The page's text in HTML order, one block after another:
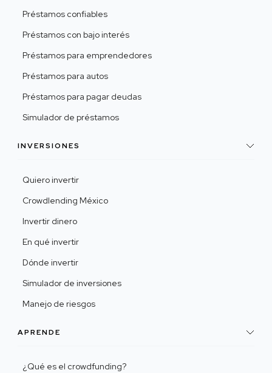
Préstamos confiables
Préstamos con bajo interés
Préstamos para emprendedores
Préstamos para autos
Préstamos para pagar deudas
Simulador de préstamos
INVERSIONES
Quiero invertir
Crowdlending México
Invertir dinero
En qué invertir
Dónde invertir
Simulador de inversiones
Manejo de riesgos
APRENDE
¿Qué es el crowdfunding?